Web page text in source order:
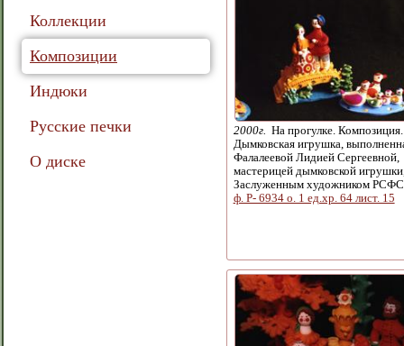
Коллекции
Композиции
Индюки
Русские печки
О диске
2000г. На прогулке. Композиция.
Дымковская игрушка,
Фалалеевой Лидией Сергеевной,
мастерицей дымковской
Заслуженным художником
ф. Р- 6934 о. 1 ед.хр. 64 лист. 15